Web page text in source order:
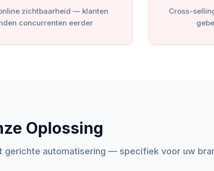
zichtbaarheid — klanten
concurrenten eerder
Cross-
Oplossing
gerichte automatisering — specifiek voor uw